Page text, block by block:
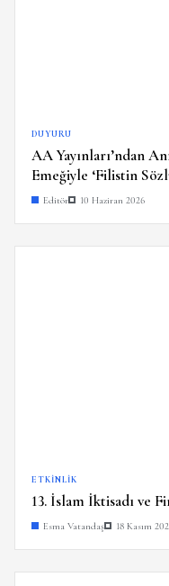
DUYURU
AA Yayınları’ndan
Emeğiyle ‘Filistin
Editör 10 Haziran 2026
ETKINLIK
13. İslam İktisadı ve
Esma Vatandaş 18 Kasım